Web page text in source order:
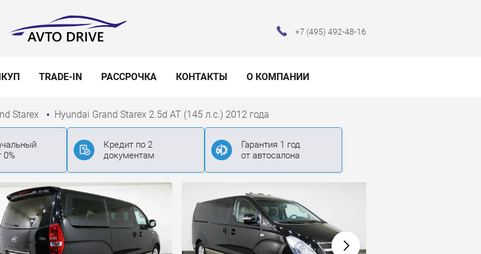
+7 (495) 492-48-16
TRADE-IN РАССРОЧКА КОНТАКТЫ О КОМПАНИИ
Starex Hyundai Grand Starex 2.5d AT (145 л.с.) 2012 года
0%
Кредит по 2
документам
Гарантия 1 год
от автосалона